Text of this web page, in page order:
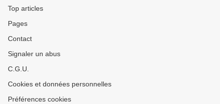
Top articles
Pages
Contact
Signaler un abus
C.G.U.
Cookies et données personnelles
Préférences cookies